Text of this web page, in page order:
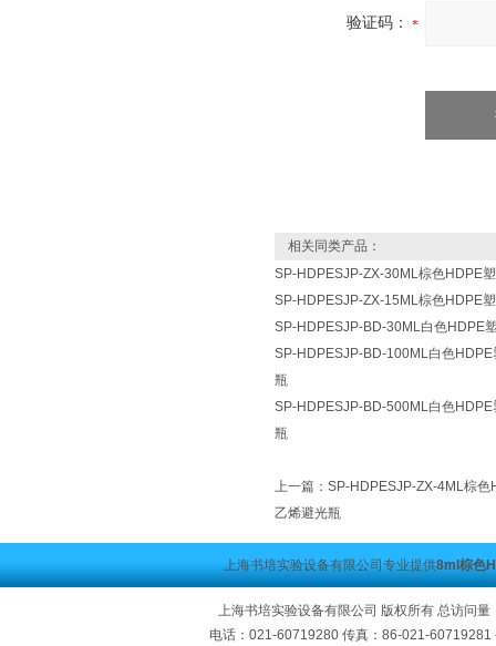
验证码：
相关同类产品：
SP-HDPESJP-ZX-30ML棕色HDPE
SP-HDPESJP-ZX-15ML棕色HDPE
SP-HDPESJP-BD-30ML白色HDPE
SP-HDPESJP-BD-100ML白色
瓶
SP-HDPESJP-BD-500ML白色
瓶
上一篇： SP-HDPESJP-ZX-4ML棕
乙烯避光瓶
上海书培实验设备有限公司专业提供8ml棕色
上海书培实验设备有限公司 版权所有 总访问量
电话：021-60719280 传真：86-021-